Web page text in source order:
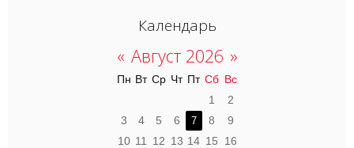
Календарь
« Август 2026 »
Пн Вт Ср Чт Пт Сб Вс
1
2
3
4 5 6 7 8
9
10 11 12 13 14 15
16